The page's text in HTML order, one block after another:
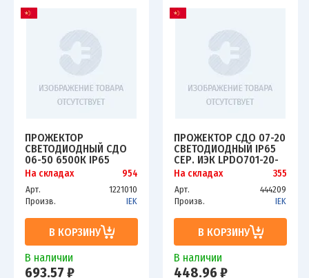
ПРОЖЕКТОР
СВЕТОДИОДНЫЙ СДО
06-50 6500К IP65
ЧЕРН. ИЭК LPDO601-50-
На складах 954
Арт.
1221010
Произв.
IEK
В КОРЗИНУ
В наличии
693.57 ₽
ПРОЖЕКТОР СДО 07-20
СВЕТОДИОДНЫЙ IP65
СЕР. ИЭК LPDO701-20-
K03
На складах 355
Арт.
444209
Произв.
IEK
В КОРЗИНУ
В наличии
448.96 ₽